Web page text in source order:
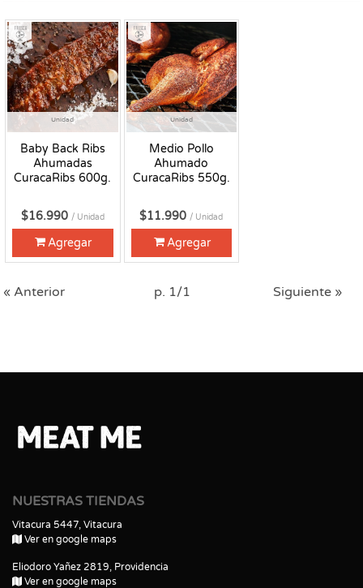
Unidad
Baby Back Ribs
Ahumadas
CuracaRibs 600g.
Fresco
$16.990 / Unidad
Agregar
Unidad
Medio Pollo
Ahumado
CuracaRibs 550g.
Fresco
$11.990 / Unidad
Agregar
« Anterior p. 1/1 Siguiente »
NUESTRAS TIENDAS
Vitacura 5447, Vitacura
Ver en google maps
Eliodoro Yañez 2819, Providencia
Ver en google maps